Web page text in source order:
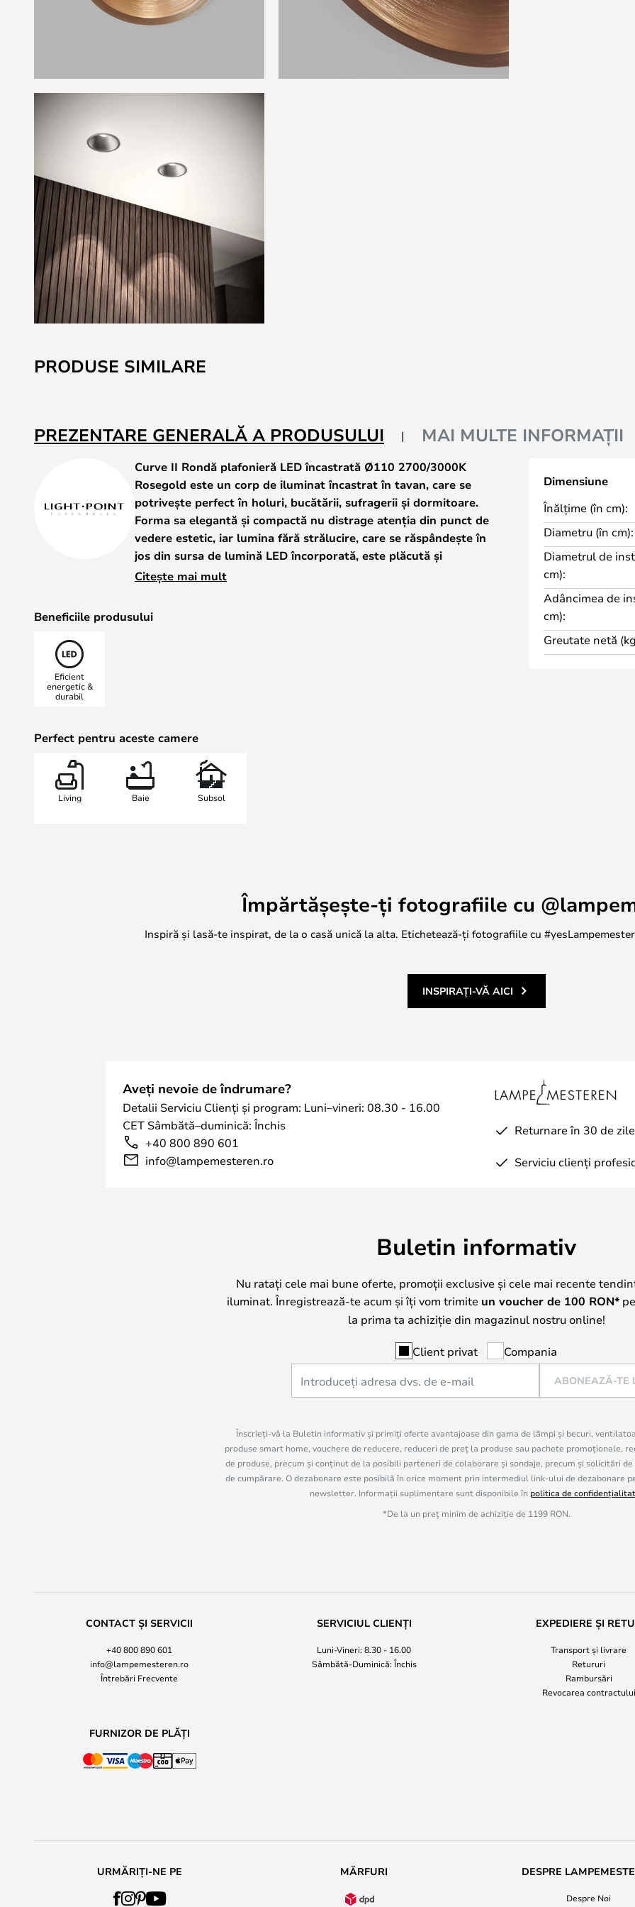
to
the
the
images
PRODUSE SIMILARE
PREZENTARE GENERALĂ A PRODUSULUI MAI MULTE INFORMAȚII
Curve II Rondă plafonieră LED încastrată Ø110 2700/3000K
Rosegold este un corp de iluminat încastrat în tavan, care se
potrivește perfect în holuri, bucătării, sufragerii și dormitoare.
Forma sa elegantă și compactă nu distrage atenția din punct de
vedere estetic, iar lumina fără strălucire, care se răspândește în
jos din sursa de lumină LED încorporată, este plăcută și
confortabilă – iar dumneavoastră decideți dacă doriți o
Seria Curve include corpuri de iluminat în culori roz auriu, titan,
aur roz, alamă, negru carbon și titan sunt potrivite numai pentru
Notă: această lampă este echipată cu un comutator Kelvin, care vă
permite să alegeți între 2700K și 3000K, astfel încât să puteți alege
între culoarea luminii alb cald și alb natural.
Citește mai mult
Beneficiile produsului
Eficient
energetic &
durabil
Perfect pentru aceste camere
Living Baie Subsol
Dimensiune
Înălțime (în cm):
Diametru (în cm):
Diametrul de
cm):
Adâncimea de
cm):
Greutate netă
Împărtășește-ți fotografiile cu
Inspiră și lasă-te inspirat, de la o casă unică la alta. Etichetează-ți fotografiile cu
INSPIRAȚI-VĂ AICI
Aveți nevoie de îndrumare?
Detalii Serviciu Clienți și program: Luni–vineri: 08.30 - 16.00
CET Sâmbătă–duminică: Închis
+40 800 890 601
info@lampemesteren.ro
Returnare în 30 de zile
Serviciu clienți
Buletin informativ
Nu ratați cele mai bune oferte, promoții exclusive și cele mai recente
iluminat. Înregistrează-te acum și îți vom trimite un voucher de 100 RON*
la prima ta achiziție din magazinul nostru online!
Client privat Compania
ABONEAZĂ-TE
Înscrieți-vă la Buletin informativ și primiți oferte avantajoase din gama de lămpi și becuri,
produse smart home, vouchere de reducere, reduceri de preț la produse sau pachete promoționale,
de produse, precum și conținut de la posibili parteneri de colaborare și sondaje, precum și solicitări
de cumpărare. O dezabonare este posibilă în orice moment prin intermediul link-ului de dezabonare
newsletter. Informații suplimentare sunt disponibile în politica de
*De la un preț minim de achiziție de 1199 RON.
CONTACT ȘI SERVICII
+40 800 890 601
info@lampemesteren.ro
Întrebări Frecvente
SERVICIUL CLIENȚI
Luni-Vineri: 8.30 - 16.00
Sâmbătă-Duminică: Închis
EXPEDIERE ȘI
Transport și livrare
Retururi
Rambursări
Revocarea contractului
FURNIZOR DE PLĂȚI
URMĂRIȚI-NE PE MĂRFURI DESPRE
Despre Noi